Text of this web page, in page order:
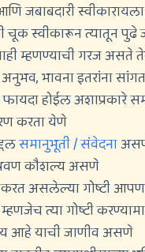
जबाबदारी
चूक स्वीकारून त्यातून पुढे
म्हणण्याची गरज असते
भावना इतरांना
फायदा होईल अशाप्रकारे
करता येणे
समानुभूती / संवेदना
कौशल्य असणे
असलेल्या गोष्टी
त्या गोष्टी
आहे याची जाणीव असणे